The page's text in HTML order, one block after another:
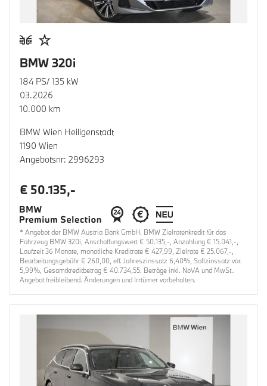
BMW 320i
184 PS/ 135 kW
03.2026
10.000 km
BMW Wien Heiligenstadt
1190 Wien
Angebotsnr: 2996293
€ 50.135,-
* Angebot der BMW Austria Bank GmbH. BMW Zielratenkredit für das
Fahrzeug BMW 320i, Anschaffungswert € 50.135,-, Anzahlung € 15.041,-,
Laufzeit 36 Monate, monatliche Kreditrate € 427,99, Zielrate € 25.067,-,
Bearbeitungsgebühr € 260,00, eff. Jahreszinssatz 6,40%, Sollzinssatz var.
5,99%, Gesamtkreditbetrag € 40.734,55. Beträge inkl. NoVA und MwSt..
Angebot freibleibend. Änderungen und Irrtümer vorbehalten.